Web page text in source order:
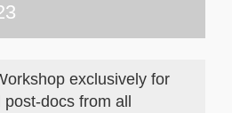
exclusively for
docs from all